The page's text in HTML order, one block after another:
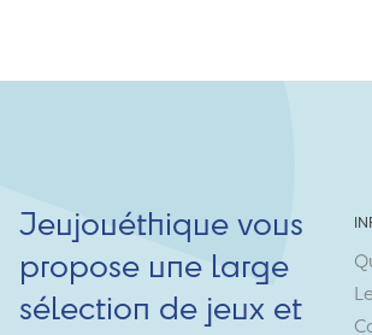
Jeujouéthique vous
propose une large
sélection de jeux et